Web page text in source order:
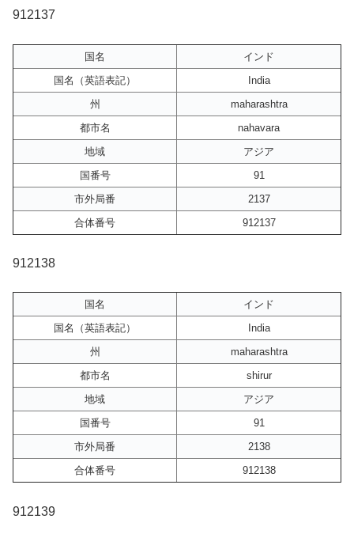
912137
国名
インド
国名（英語表記）
India
州
maharashtra
都市名
nahavara
地域
アジア
国番号
91
市外局番
2137
合体番号
912137
912138
国名
インド
国名（英語表記）
India
州
maharashtra
都市名
shirur
地域
アジア
国番号
91
市外局番
2138
合体番号
912138
912139